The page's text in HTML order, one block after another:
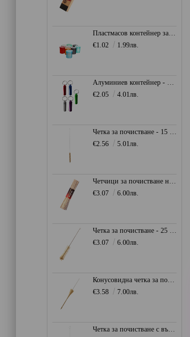
Пластмасов контейнер за съхранение Ø28мм. - Heisenberg
€1.02
1.99лв.
Алуминиев контейнер - ключодържател
€2.05
4.01лв.
Четка за почистване - 15 мм.
€2.56
5.01лв.
Четчици за почистване на лула - 15 см.
€3.07
6.00лв.
Четка за почистване - 25 мм.
€3.07
6.00лв.
Конусовидна четка за почистване 8 - 30 мм.
€3.58
7.00лв.
Четка за почистване с вълнен връх 0мм. - Синя